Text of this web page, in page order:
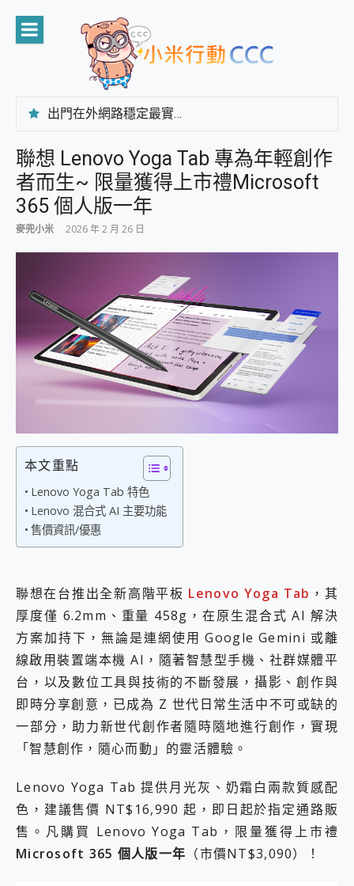
content
出門在外網路穩定最實在 「台灣大哥大」榮獲 4G/5G 在線率全球 NO.3 全台第一與全台六冠王實測心得，走到哪順到哪！
CP 值天花板~ Bongcom BS5 足球君開箱~ 短焦投影機 3千元就能擁有！ 折扣碼在這～
專為 PC上的 XBOX和掌機設計的 FireCuda X1070 SSD 固態硬碟開箱 評測
AI 支付 一錶搞定大小事 Xiaomi Watch 5 開箱 評測
美到讓人超想擁有 moto pad 60 系列 與 Moto | Swarovski razr 60 冰藍限定版本 開箱 評測
好用的 EaseUS Partition Master 讓您輕鬆的移除與格式化有防寫保護的隨身碟或SD卡
一鍵修復模糊影片、舊照的 AI 好幫手! VideoProc Converter AI 新版全解析 × 年末優惠，一篇全看懂
小朋友才做選擇 投影機 RGB藍牙音響 氛圍情境燈 我通通都要！ Starfish 2 幻彩膠囊投影機｜結合「 智慧投影 & 煥彩流動 」的沈浸式生活新體驗
外型超吸晴~ 給您絕佳操控體驗 GravaStar Mercury K1 系列 異星機械鍵盤與 Mercury X 系列 輕量無線電競滑鼠 開箱 評測
iPhone 17 系列 有認證的防護來囉！ imos 首家導入 UL MCV 行銷宣告驗證的手機配件品牌
會走動的冷暖氣 SONY REON POCKET PRO 穿戴式智慧冷暖調溫裝置 開箱 評測
飛利浦 JS7310 ⚡【電急便｜行動儲能救車電源】 可靠的旅行夥伴！帶給您優異的安全性與強大供電效能
您的專屬AI 助手 Yoga Slim 7 Aura Edition 觸控AI筆電 開箱 評測
realme 14 Pro 超硬軍規、冰感變色實測，realme 14 5G 遊戲戰鬥值爆表，效能x娛樂全都要！
iPhone、Apple Watch、AirPods耳機 三個設備充電一起搞定 ONPRO MagReact™ M3 3 in 1可攜摺疊無線充電器 開箱 評測
動靜皆宜「HUAWEI FreeArc」開放式耳掛耳機，無感配戴! 超穩超服貼，音質、通話也很優質
好玩好拍 vivo V50 ~ 口袋裡的 Zeiss 潮流攝影棚!
25種洗烘模式一機搞定! Roborock 衣莉莎白 H1 Neo分子篩洗脫烘 AI 滾筒洗衣機
給 MSI Claw 系列電競掌機 最完美的家 MSI Nest Docking Station 掌機專屬擴充底座 開箱 評測
B&O 精品級音響! Home+ 中嘉寬頻 SoundBox 劇院串流盒 開箱 評測
2億 APO蔡司長焦神機降臨~ vivo X200 Pro、vivo X200 就是這麼好拍
EaseUS Vocal Remover 免費線上去聲器一鍵去除人聲 人聲 音樂分離 2024 消除人聲推薦
3 個超值 MHN 飛人工具分享~~ iToolab AnyGo 魔物獵人 Now飛人 ios教學 不出門也可以到處走
小體積 40000mAh 超大容量 一次充5個設備 充好充滿 CUKTECH 酷態科 300W 微型充電站 開箱 評測
97.3% 恢復率，資料救援就是這麼簡單 EaseUS Data Recovery Wizard Free 18.0.0 業界最好的資料救援軟體
磁碟系統大風吹 有了 磁碟管理程式 EaseUS Partition Master 就是這麼簡單
全新 SONY Xperia 1 VI 開箱! 相機實測! 長焦覆蓋更遠更清晰、2日長續航、頂尖影音娛樂效能~
Xiaomi 14 Ultra 開箱 評測~ 有深度的 Leica 影像旗艦手機! 加碼小旗艦 Xiaomi 14 開箱 評測
聯想 Lenovo Yoga Tab 專為年輕創作
者而生~ 限量獲得上市禮Microsoft
365 個人版一年
麥兜小米 2026 年 2 月 26 日
本文重點
Lenovo Yoga Tab 特色
Lenovo 混合式 AI 主要功能
售價資訊/優惠
聯想在台推出全新高階平板 Lenovo Yoga Tab ，其
厚度僅 6.2mm、重量 458g，在原生混合式 AI 解決
方案加持下，無論是連網使用 Google Gemini 或離
線啟用裝置端本機 AI，隨著智慧型手機、社群媒體平
台，以及數位工具與技術的不斷發展，攝影、創作與
即時分享創意，已成為 Z 世代日常生活中不可或缺的
一部分，助力新世代創作者隨時隨地進行創作，實現
「智慧創作，隨心而動」的靈活體驗。
Lenovo Yoga Tab 提供月光灰、奶霜白兩款質感配
色，建議售價 NT$16,990 起，即日起於指定通路販
售。凡購買 Lenovo Yoga Tab，限量獲得上市禮
Microsoft 365 個人版一年 （市價NT$3,090）！